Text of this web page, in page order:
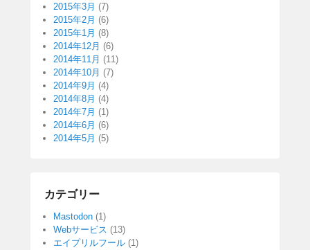
2015年3月 (7)
2015年2月 (6)
2015年1月 (8)
2014年12月 (6)
2014年11月 (11)
2014年10月 (7)
2014年9月 (4)
2014年8月 (4)
2014年7月 (1)
2014年6月 (6)
2014年5月 (5)
カテゴリー
Mastodon (1)
Webサービス (13)
エイプリルフール (1)